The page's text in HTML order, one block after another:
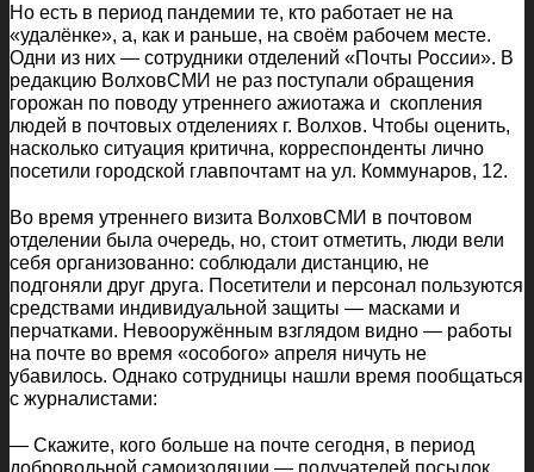
Но есть в период пандемии те, кто работает не на
«удалёнке», а, как и раньше, на своём рабочем месте.
Одни из них — сотрудники отделений «Почты России». В
редакцию ВолховСМИ не раз поступали обращения
горожан по поводу утреннего ажиотажа и скопления
людей в почтовых отделениях г. Волхов. Чтобы оценить,
насколько ситуация критична, корреспонденты лично
посетили городской главпочтамт на ул. Коммунаров, 12.
Во время утреннего визита ВолховСМИ в почтовом
отделении была очередь, но, стоит отметить, люди вели
себя организованно: соблюдали дистанцию, не
подгоняли друг друга. Посетители и персонал пользуются
средствами индивидуальной защиты — масками и
перчатками. Невооружённым взглядом видно — работы
на почте во время «особого» апреля ничуть не
убавилось. Однако сотрудницы нашли время пообщаться
с журналистами:
— Скажите, кого больше на почте сегодня, в период
добровольной самоизоляции — получателей посылок